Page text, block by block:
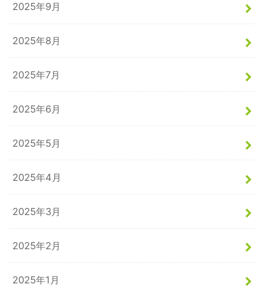
2025年9月
2025年8月
2025年7月
2025年6月
2025年5月
2025年4月
2025年3月
2025年2月
2025年1月